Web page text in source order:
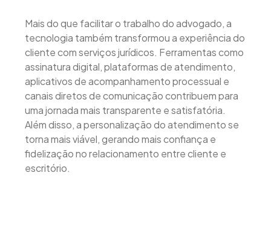
Mais do que facilitar o trabalho do advogado, a
tecnologia também transformou a experiência do
cliente com serviços jurídicos. Ferramentas como
assinatura digital, plataformas de atendimento,
aplicativos de acompanhamento processual e
canais diretos de comunicação contribuem para
uma jornada mais transparente e satisfatória.
Além disso, a personalização do atendimento se
torna mais viável, gerando mais confiança e
fidelização no relacionamento entre cliente e
escritório.